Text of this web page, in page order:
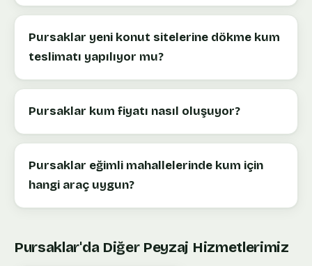
Pursaklar yeni konut sitelerine dökme kum
teslimatı yapılıyor mu?
Pursaklar kum fiyatı nasıl oluşuyor?
Pursaklar eğimli mahallelerinde kum için
hangi araç uygun?
Pursaklar'da Diğer Peyzaj Hizmetlerimiz